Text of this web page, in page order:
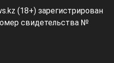
(18+) зарегистрирован
свидетельства №